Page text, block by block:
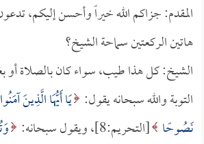
المقدم: جزاكم الله خيراً وأحسن إليكم،
هاتين الركعتين سماحة الشيخ؟
الشيخ: كل هذا طيب، سواء كان بالصلاة أو
التوبة والله سبحانه يقول: يَا أَيُّهَا الَّذِينَ
نَصُوحًا [التحريم:8]، ويقول سبحانه: